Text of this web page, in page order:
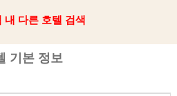
내 다른 호텔 검색
기본 정보